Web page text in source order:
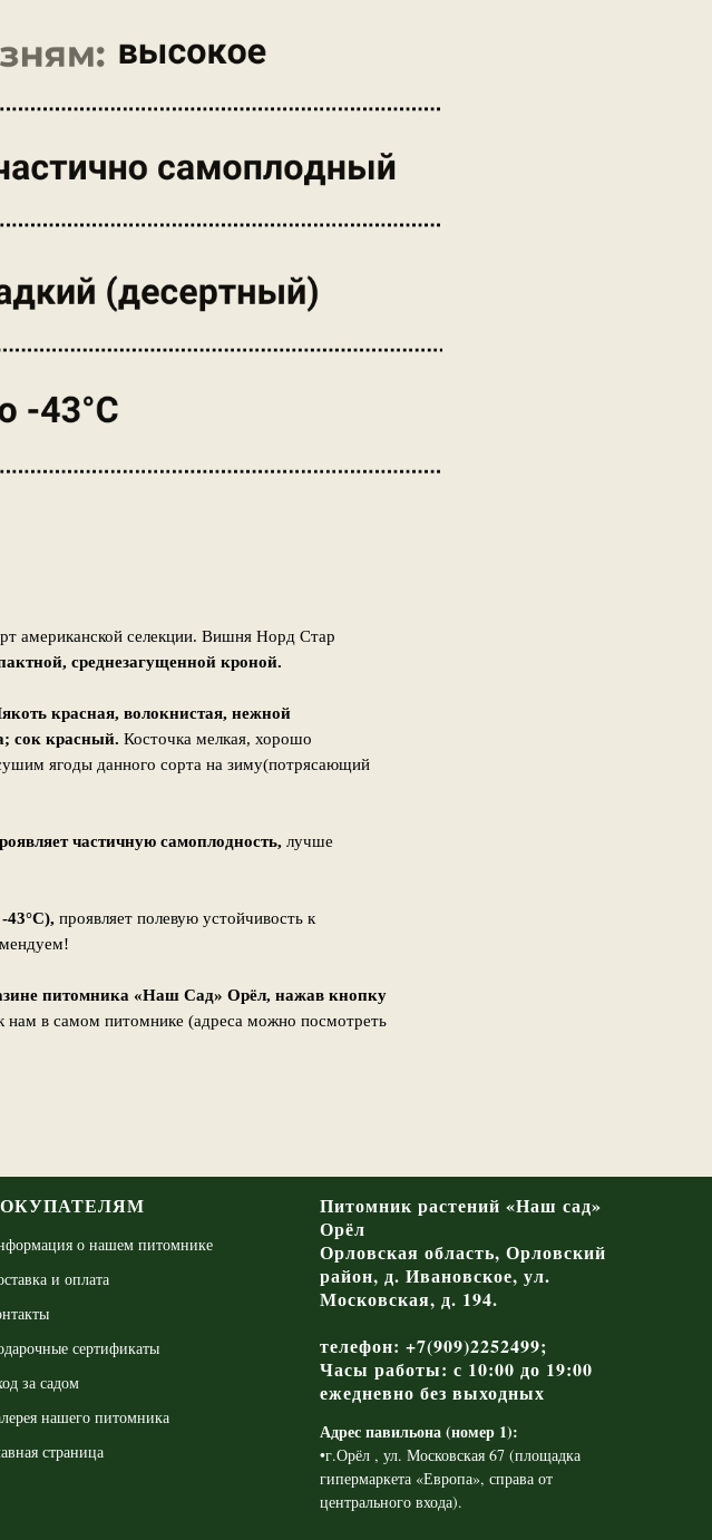
американской селекции. Вишня Норд Стар
среднезагущенной кроной.
красная, волокнистая, нежной
сок красный. Косточка мелкая, хорошо
ягоды данного сорта на зиму(потрясающий
частичную самоплодность, лучше
43°С), проявляет полевую устойчивость к
питомника «Наш Сад» Орёл, нажав кнопку
нам в самом питомнике (адреса можно посмотреть
о нашем питомнике
и оплата
сертификаты
за садом
нашего питомника
страница
Питомник растений «Наш сад»
Орёл
Орловская область, Орловский
район, д. Ивановское, ул.
Московская, д. 194.
телефон: +7(909)2252499;
Часы работы: с 10:00 до 19:00
ежедневно без выходных
Адрес павильона (номер 1):
•г.Орёл , ул. Московская 67 (площадка
гипермаркета «Европа», справа от
центрального входа).